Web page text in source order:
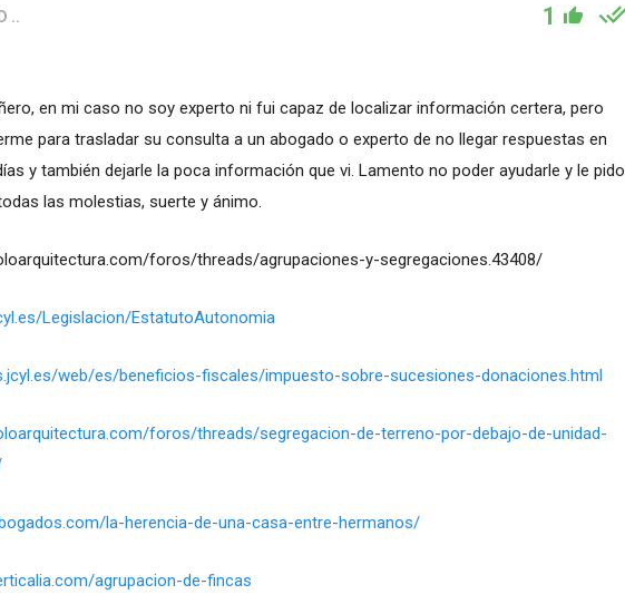
.. 1
en mi caso no soy experto ni fui capaz de localizar información certera, pero
para trasladar su consulta a un abogado o experto de no llegar respuestas en
y también dejarle la poca información que vi. Lamento no poder ayudarle y le pido
las molestias, suerte y ánimo.
foros/threads/agrupaciones-y-segregaciones.43408/
Legislacion/EstatutoAutonomia
web/es/beneficios-fiscales/impuesto-sobre-sucesiones-donaciones.html
foros/threads/segregacion-de-terreno-por-debajo-de-unidad-
la-herencia-de-una-casa-entre-hermanos/
agrupacion-de-fincas